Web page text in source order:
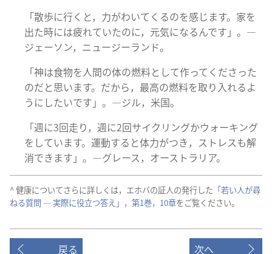
「散歩​に​行く​と，力​が​わい​て​くる​の​を​感じ​ます。家​を​
出​た​時​に​は​疲れ​て​い​た​の​に，元気​に​なる​ん​です」。―
ジェーソン，ニュージーランド。
「神​は​食物​を​人間​の​体​の​燃料​と​し​て​作っ​て​くださっ​た​
の​だ​と​思い​ます。だから，最高​の​燃料​を​取り入れる​よ
う​に​し​たい​です」。―ジル，米国。
「週​に​3​回​走り，週​に​2​回​サイクリング​か​ウォーキング​
を​し​て​い​ます。運動​する​と​体力​が​つき，ストレス​も​解
消​でき​ます」。―グレース，オーストラリア。
^健康​に​つい​て​さらに​詳しく​は，エホバ​の​証人​の​発行​し​た 「若い​人​が​尋
ねる​質問 ― 実際​に​役立つ​答え」，第​1​巻，10​章を​ご覧​ください。
戻る 次へ